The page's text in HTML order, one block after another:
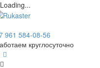
Loading...
961 584-08-56
круглосуточно